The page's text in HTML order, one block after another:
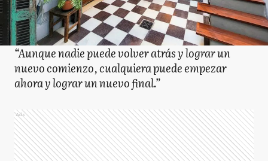
“Aunque nadie puede volver atrás y lograr un
nuevo comienzo, cualquiera puede empezar
ahora y lograr un nuevo final.”
Ads